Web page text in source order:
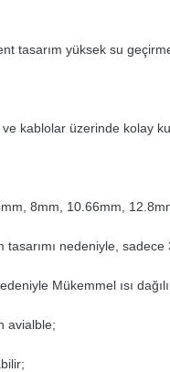
tasarım yüksek su
kablolar üzerinde kolay
8mm, 10.66mm,
tasarımı nedeniyle,
Mükemmel ısı
avialble;